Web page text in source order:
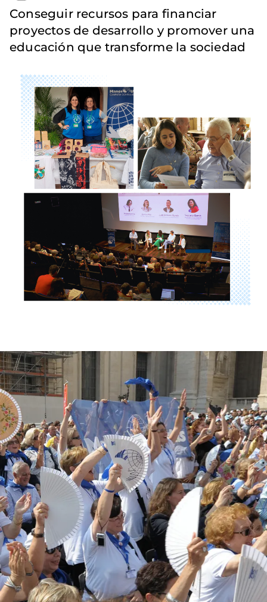
Conseguir recursos para financiar
proyectos de desarrollo y promover una
educación que transforme la sociedad
Imagen